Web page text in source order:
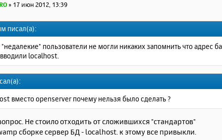
» 17 июн 2012, 13:39
писал(а):
пользователи не могли никаких запомнить что адрес
localhost.
вместо openserver почему нельзя было сделать ?
Не стоило отходить от сложившихся "стандартов"
сборке сервер БД - localhost. к этому все привыкли.